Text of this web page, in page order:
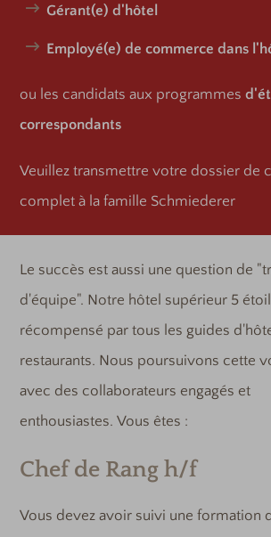
Gérant(e) d'hôtel
Employé(e) de commerce dans
ou les candidats aux programmes
correspondants
Veuillez transmettre votre dossier de
complet à la famille Schmiederer
Le succès est aussi une question de
d'équipe". Notre hôtel supérieur 5
récompensé par tous les guides
restaurants. Nous poursuivons cette
avec des collaborateurs engagés et
enthousiastes. Vous êtes :
Chef de Rang h/f
Vous devez avoir suivi une formation